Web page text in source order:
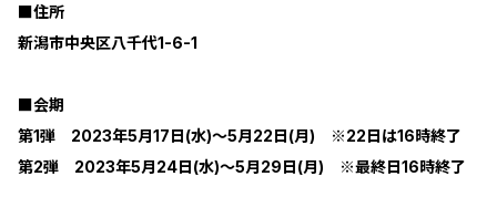
■住所
新潟市中央区八千代1-6-1
■会期
第1弾 2023年5月17日(水)～5月22日(月) ※22日は16時終了
第2弾 2023年5月24日(水)～5月29日(月) ※最終日16時終了